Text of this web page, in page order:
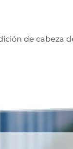
de cabeza